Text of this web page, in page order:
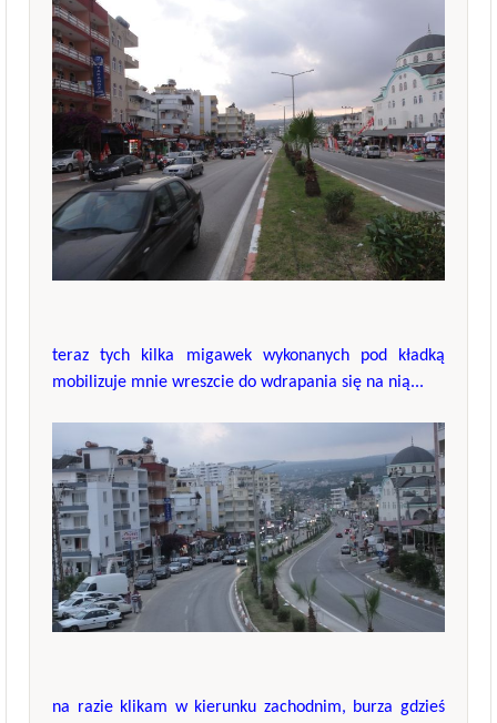
teraz tych kilka migawek wykonanych pod kładką
mobilizuje mnie wreszcie do wdrapania się na nią...
na razie klikam w kierunku zachodnim, burza gdzieś